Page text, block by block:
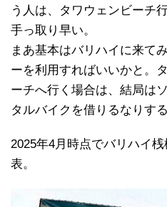
う人は、タワウェンビーチ
手っ取り早い。
まあ基本はバリハイに来て
ーを利用すればいいかと。
ーチへ行く場合は、結局は
タルバイクを借りるなりす
2025年4月時点でバリハイ
表。